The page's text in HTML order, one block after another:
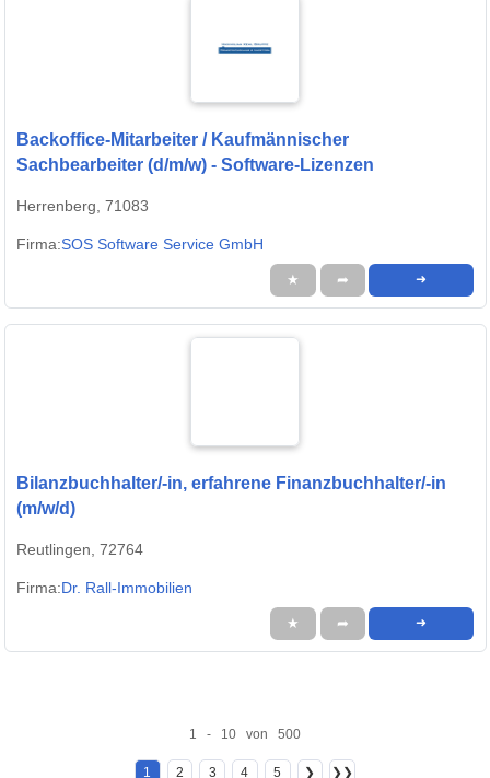
Backoffice-Mitarbeiter / Kaufmännischer
Sachbearbeiter (d/m/w) - Software-Lizenzen
Herrenberg, 71083
Firma:SOS Software Service GmbH
★ ➦ ➜
Bilanzbuchhalter/-in, erfahrene Finanzbuchhalter/-in
(m/w/d)
Reutlingen, 72764
Firma:Dr. Rall-Immobilien
★ ➦ ➜
1 - 10 von 500
1 2 3 4 5 ❯ ❯❯